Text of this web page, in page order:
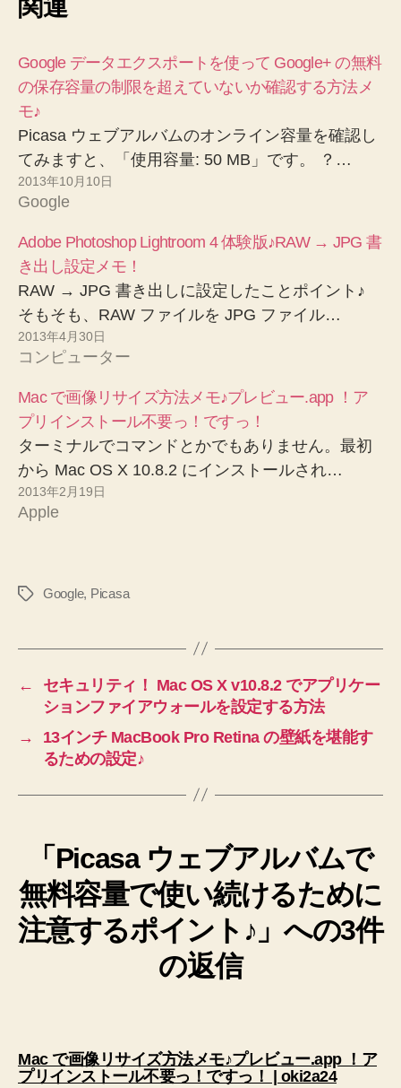
関連
Google データエクスポートを使って Google+ の無料
の保存容量の制限を超えていないか確認する方法メ
モ♪
Picasa ウェブアルバムのオンライン容量を確認し
てみますと、「使用容量: 50 MB」です。 ？…
2013年10月10日
Google
Adobe Photoshop Lightroom 4 体験版♪RAW → JPG 書
き出し設定メモ！
RAW → JPG 書き出しに設定したことポイント♪
そもそも、RAW ファイルを JPG ファイル…
2013年4月30日
コンピューター
Mac で画像リサイズ方法メモ♪プレビュー.app ！ア
プリインストール不要っ！ですっ！
ターミナルでコマンドとかでもありません。最初
から Mac OS X 10.8.2 にインストールされ…
2013年2月19日
Apple
タ
Google, Picasa
←
セキュリティ！ Mac OS X v10.8.2 でアプリケー
ションファイアウォールを設定する方法
→
13インチ MacBook Pro Retina の壁紙を堪能す
るための設定♪
「Picasa ウェブアルバムで
無料容量で使い続けるために
注意するポイント♪」への3件
の返信
Mac で画像リサイズ方法メモ♪プレビュー.app ！ア
プリインストール不要っ！ですっ！ | oki2a24の